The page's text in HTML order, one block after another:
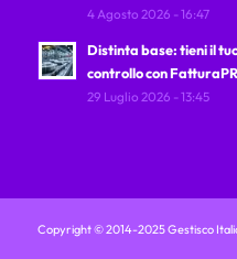
4 Agosto 2026 - 16:47
Distinta base: tieni il
controllo con
29 Luglio 2026 - 13:45
Copyright © 2014-2025 Gestisco